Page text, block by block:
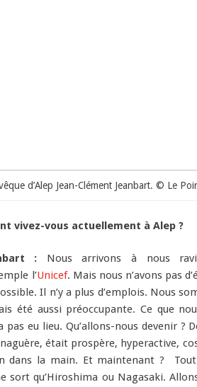
d’Alep Jean-Clément Jeanbart. © Le
vivez-vous actuellement à Alep ?
: Nous arrivons à nous
l’Unicef. Mais nous n’avons pas
Il n’y a plus d’emplois. Nous
été aussi préoccupante. Ce que
pas eu lieu. Qu’allons-nous devenir ?
était prospère, hyperactive,
dans la main. Et maintenant ?
sort qu’Hiroshima ou Nagasaki.